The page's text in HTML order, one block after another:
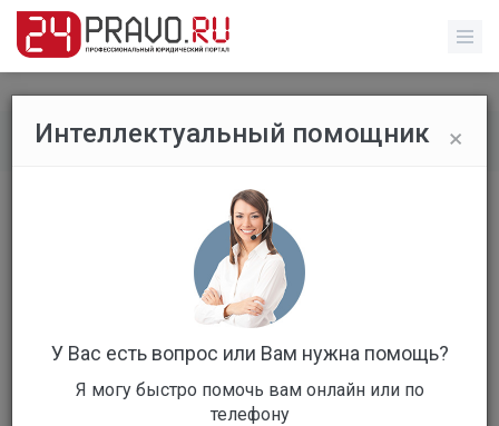
Все публикации / Бизнес обучение
Адвокатская монополия
Зинуров Александр
×
Интеллектуальный помощник
У Вас есть вопрос или Вам нужна помощь?
Я могу быстро помочь вам онлайн или по
телефону